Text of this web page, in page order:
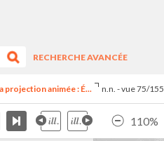
RECHERCHE AVANCÉE
projection animée : É... n.n. - vue 75/155
110%